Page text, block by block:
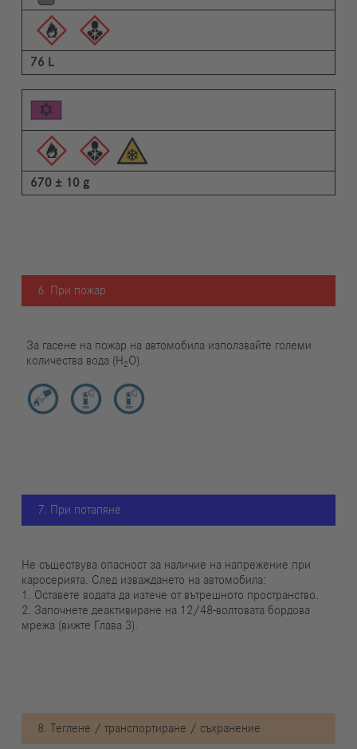
76 L
670 ± 10 g
6. При пожар
За гасене на пожар на автомобила използвайте големи
количества вода (H₂O).
7. При потапяне
Не съществува опасност за наличие на напрежение при
каросерията. След изваждането на автомобила:
1. Оставете водата да изтече от вътрешното пространство.
2. Започнете деактивиране на 12/48-волтовата бордова
мрежа (вижте Глава 3).
8. Теглене / транспортиране / съхранение